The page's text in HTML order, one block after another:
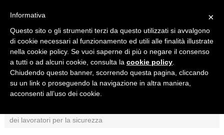
Ricerca in:
Sezione corrente
Tutto il sito
dei lavoratori per la sicurezza
×
Informativa
Questo sito o gli strumenti terzi da questo utilizzati si avvalgono
di cookie necessari al funzionamento ed utili alle finalità illustrate
nella cookie policy. Se vuoi saperne di più o negare il consenso
a tutti o ad alcuni cookie, consulta la cookie policy
Chiudendo questo banner, scorrendo questa pagina, cliccando
su un link o proseguendo la navigazione in altra maniera,
acconsenti all’uso dei cookie.